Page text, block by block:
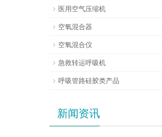
医用空气压缩机
空氧混合器
空氧混合仪
急救转运呼吸机
呼吸管路硅胶类产品
新闻资讯